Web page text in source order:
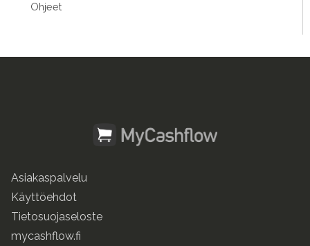
Ohjeet
Asiakaspalvelu
Käyttöehdot
Tietosuojaseloste
mycashflow.fi